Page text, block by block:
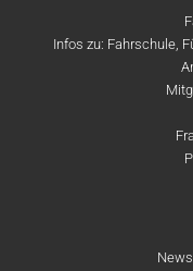
Infos zu: Fahrschule,